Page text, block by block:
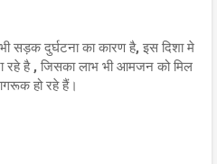
सड़क दुर्घटना का कारण है, इस दिशा मे
रहे है , जिसका लाभ भी आमजन को मिल
हो रहे हैं।